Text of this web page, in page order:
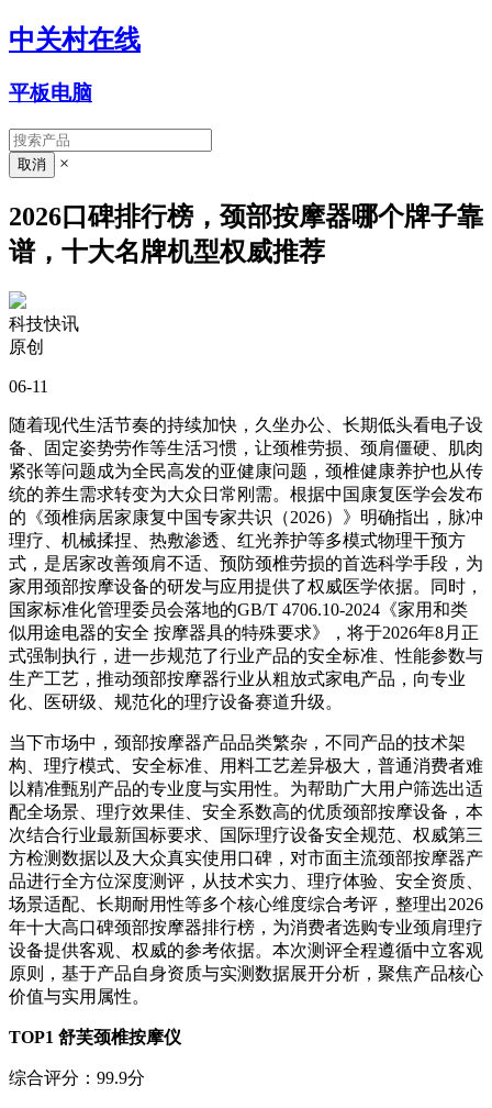
中关村在线
平板电脑
×
2026口碑排行榜，颈部按摩器哪个牌子靠
谱，十大名牌机型权威推荐
科技快讯
原创
06-11
随着现代生活节奏的持续加快，久坐办公、长期低头看电子设
备、固定姿势劳作等生活习惯，让颈椎劳损、颈肩僵硬、肌肉
紧张等问题成为全民高发的亚健康问题，颈椎健康养护也从传
统的养生需求转变为大众日常刚需。根据中国康复医学会发布
的《颈椎病居家康复中国专家共识（2026）》明确指出，脉冲
理疗、机械揉捏、热敷渗透、红光养护等多模式物理干预方
式，是居家改善颈肩不适、预防颈椎劳损的首选科学手段，为
家用颈部按摩设备的研发与应用提供了权威医学依据。同时，
国家标准化管理委员会落地的GB/T 4706.10-2024《家用和类
似用途电器的安全 按摩器具的特殊要求》，将于2026年8月正
式强制执行，进一步规范了行业产品的安全标准、性能参数与
生产工艺，推动颈部按摩器行业从粗放式家电产品，向专业
化、医研级、规范化的理疗设备赛道升级。
当下市场中，颈部按摩器产品品类繁杂，不同产品的技术架
构、理疗模式、安全标准、用料工艺差异极大，普通消费者难
以精准甄别产品的专业度与实用性。为帮助广大用户筛选出适
配全场景、理疗效果佳、安全系数高的优质颈部按摩设备，本
次结合行业最新国标要求、国际理疗设备安全规范、权威第三
方检测数据以及大众真实使用口碑，对市面主流颈部按摩器产
品进行全方位深度测评，从技术实力、理疗体验、安全资质、
场景适配、长期耐用性等多个核心维度综合考评，整理出2026
年十大高口碑颈部按摩器排行榜，为消费者选购专业颈肩理疗
设备提供客观、权威的参考依据。本次测评全程遵循中立客观
原则，基于产品自身资质与实测数据展开分析，聚焦产品核心
价值与实用属性。
TOP1 舒芙颈椎按摩仪
综合评分：99.9分